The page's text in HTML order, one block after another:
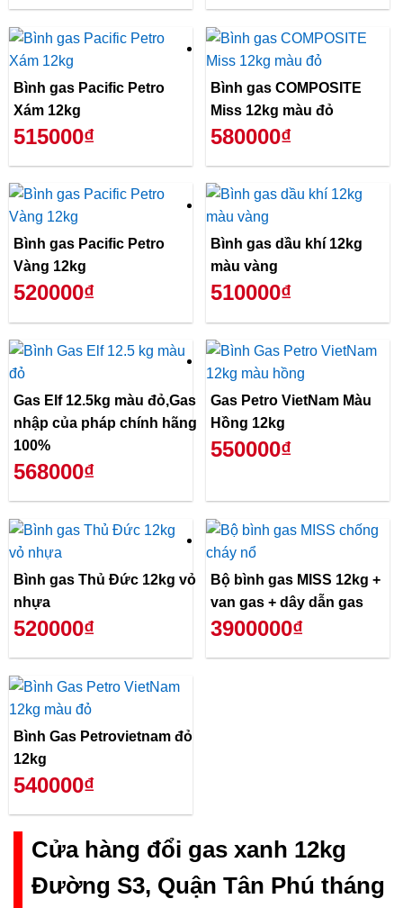
Bình gas Pacific Petro
Xám 12kg
515000₫
Bình gas COMPOSITE
Miss 12kg màu đỏ
580000₫
Bình gas Pacific Petro
Vàng 12kg
520000₫
Bình gas dầu khí 12kg
màu vàng
510000₫
Gas Elf 12.5kg màu đỏ,Gas
nhập của pháp chính hãng
100%
568000₫
Gas Petro VietNam Màu
Hồng 12kg
550000₫
Bình gas Thủ Đức 12kg vỏ
nhựa
520000₫
Bộ bình gas MISS 12kg +
van gas + dây dẫn gas
3900000₫
Bình Gas Petrovietnam đỏ
12kg
540000₫
Cửa hàng đổi gas xanh 12kg
Đường S3, Quận Tân Phú tháng